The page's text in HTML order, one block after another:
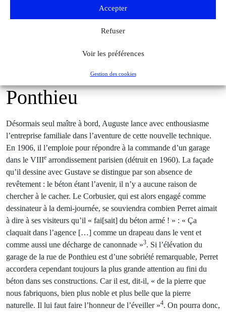
Accepter
Refuser
Voir les préférences
Gestion des cookies
Le garage de la rue de
Ponthieu
Désormais seul maître à bord, Auguste lance avec enthousiasme
l’entreprise familiale dans l’aventure de cette nouvelle technique.
En 1906, il l’emploie pour répondre à la commande d’un garage
dans le VIIIe arrondissement parisien (détruit en 1960). La façade
qu’il dessine avec Gustave se distingue par son absence de
revêtement : le béton étant l’avenir, il n’y a aucune raison de
chercher à le cacher. Le Corbusier, qui est alors engagé comme
dessinateur à la demi-journée, se souviendra combien Perret aimait
à dire à ses visiteurs qu’il « fai[sait] du béton armé ! » : « Ça
claquait dans l’agence […] comme un drapeau dans le vent et
comme aussi une décharge de canonnade »3. Si l’élévation du
garage de la rue de Ponthieu est d’une sobriété remarquable, Perret
accordera cependant toujours la plus grande attention au fini du
béton dans ses constructions. Car il est, dit-il, « de la pierre que
nous fabriquons, bien plus noble et plus belle que la pierre
naturelle. Il lui faut faire l’honneur de l’éveiller »4. On pourra donc,